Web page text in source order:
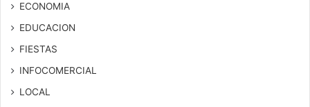
ECONOMIA
EDUCACION
FIESTAS
INFOCOMERCIAL
LOCAL